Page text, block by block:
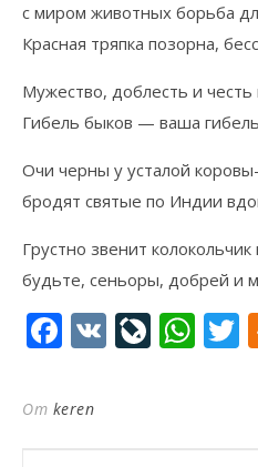
с миром животных борьба
Красная тряпка позорна,
Мужество, доблесть и честь
Гибель быков — ваша
Очи черны у усталой коровы-
бродят святые по Индии
Грустно звенит
будьте, сеньоры, добрей и
Facebook
VK
От keren